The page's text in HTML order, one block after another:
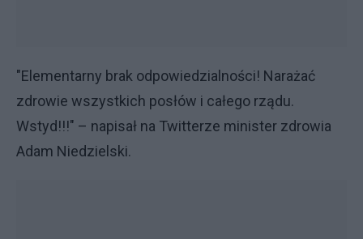
"Elementarny brak odpowiedzialności! Narażać
zdrowie wszystkich posłów i całego rządu.
Wstyd!!!" – napisał na Twitterze minister zdrowia
Adam Niedzielski.